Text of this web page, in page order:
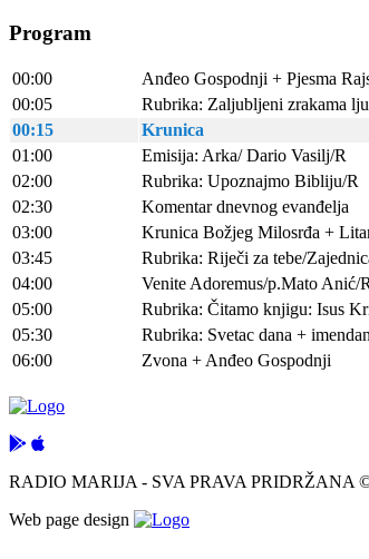
Program
00:00
Anđeo Gospodnji + Pjesma
00:05
Rubrika: Zaljubljeni zrakama
00:15
Krunica
01:00
Emisija: Arka/ Dario Vasilj/R
02:00
Rubrika: Upoznajmo Bibliju/R
02:30
Komentar dnevnog evanđelja
03:00
Krunica Božjeg Milosrđa +
03:45
Rubrika: Riječi za tebe/
04:00
Venite Adoremus/p.Mato Anić/R
05:00
Rubrika: Čitamo knjigu: Isus
05:30
Rubrika: Svetac dana +
06:00
Zvona + Anđeo Gospodnji
RADIO MARIJA - SVA PRAVA PRIDRŽANA
Web page design